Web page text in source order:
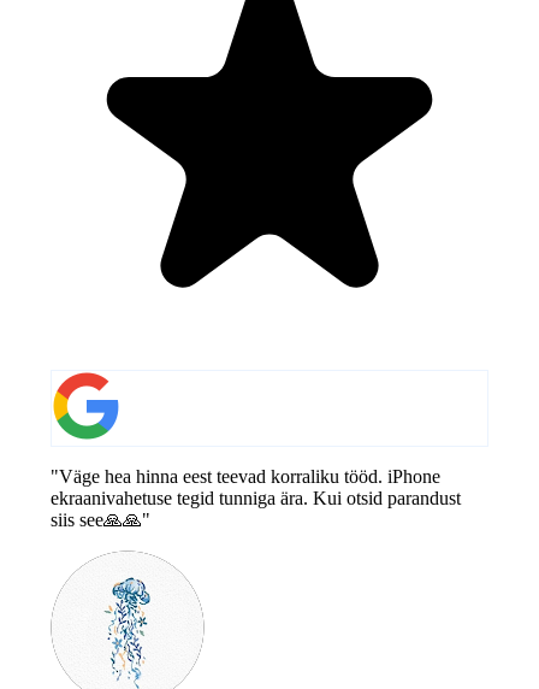
"Väge hea hinna eest teevad korraliku tööd. iPhone
ekraanivahetuse tegid tunniga ära. Kui otsid parandust
siis see🙏🙏"